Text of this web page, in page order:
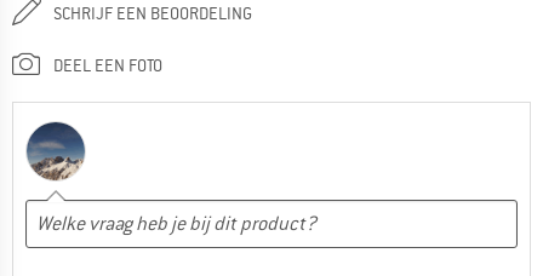
SCHRIJF EEN BEOORDELING
DEEL EEN FOTO